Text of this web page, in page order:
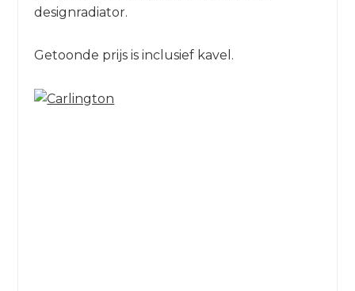
designradiator.
Getoonde prijs is inclusief kavel.